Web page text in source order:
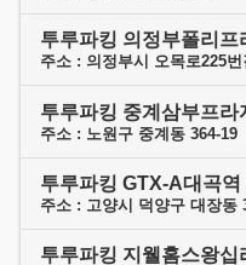
투루파킹 의정부폴리프
주소 : 의정부시 오목로225
투루파킹 중계삼부프라
주소 : 노원구 중계동 364-19
투루파킹 GTX-A대곡역
주소 : 고양시 덕양구 대장동
투루파킹 지웰홈스왕십